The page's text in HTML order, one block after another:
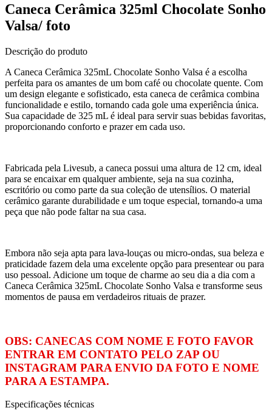
Caneca Cerâmica 325ml Chocolate Sonho
Valsa/ foto
Descrição do produto
A Caneca Cerâmica 325mL Chocolate Sonho Valsa é a escolha
perfeita para os amantes de um bom café ou chocolate quente. Com
um design elegante e sofisticado, esta caneca de cerâmica combina
funcionalidade e estilo, tornando cada gole uma experiência única.
Sua capacidade de 325 mL é ideal para servir suas bebidas favoritas,
proporcionando conforto e prazer em cada uso.
Fabricada pela Livesub, a caneca possui uma altura de 12 cm, ideal
para se encaixar em qualquer ambiente, seja na sua cozinha,
escritório ou como parte da sua coleção de utensílios. O material
cerâmico garante durabilidade e um toque especial, tornando-a uma
peça que não pode faltar na sua casa.
Embora não seja apta para lava-louças ou micro-ondas, sua beleza e
praticidade fazem dela uma excelente opção para presentear ou para
uso pessoal. Adicione um toque de charme ao seu dia a dia com a
Caneca Cerâmica 325mL Chocolate Sonho Valsa e transforme seus
momentos de pausa em verdadeiros rituais de prazer.
OBS: CANECAS COM NOME E FOTO FAVOR
ENTRAR EM CONTATO PELO ZAP OU
INSTAGRAM PARA ENVIO DA FOTO E NOME
PARA A ESTAMPA.
Especificações técnicas